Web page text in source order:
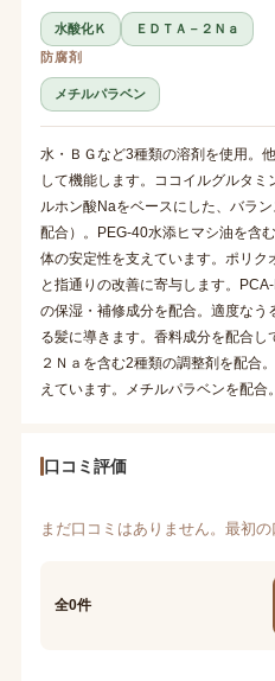
水酸化Ｋ
ＥＤＴＡ－２Ｎａ
防腐剤
メチルパラベン
水・ＢＧなど3種類の溶剤を使用。
して機能します。ココイルグルタ
ルホン酸Naをベースにした、バラ
配合）。PEG-40水添ヒマシ油を含
体の安定性を支えています。ポリ
と指通りの改善に寄与します。
の保湿・補修成分を配合。適度なう
る髪に導きます。香料成分を配合し
２Ｎａを含む2種類の調整剤を配合
えています。メチルパラベンを配合
口コミ評価
まだ口コミはありません。最初
全0件